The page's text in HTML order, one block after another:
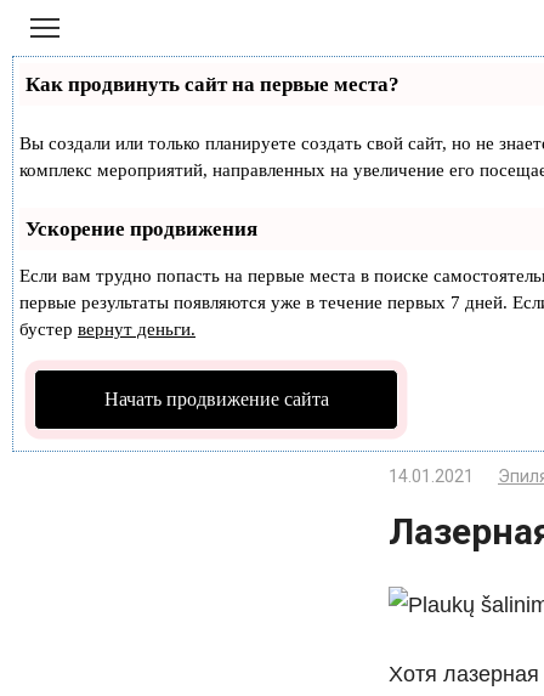
Перейти
контенту
Как продвинуть сайт на первые места?
Вы создали или только планируете создать свой сайт, но не
комплекс мероприятий, направленных на увеличение его
Ускорение продвижения
Если вам трудно попасть на первые места в поиске
первые результаты появляются уже в течение первых 7 дней.
бустер вернут деньги.
Начать продвижение сайта
14.01.2021
Хотя